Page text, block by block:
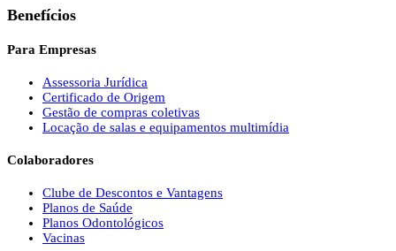
Benefícios
Para Empresas
Assessoria Jurídica
Certificado de Origem
Gestão de compras coletivas
Locação de salas e equipamentos multimídia
Colaboradores
Clube de Descontos e Vantagens
Planos de Saúde
Planos Odontológicos
Vacinas